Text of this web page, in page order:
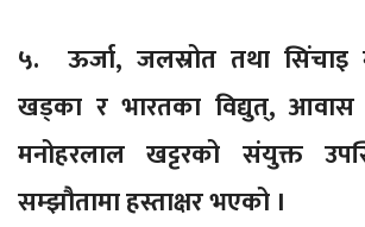
५. ऊर्जा, जलस्रोत तथा सिंचाइ
खड्का र भारतका विद्युत्, आवास
मनोहरलाल खट्टरको संयुक्त
सम्झौतामा हस्ताक्षर भएको ।